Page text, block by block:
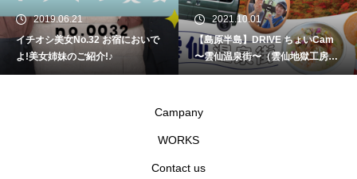
2019.06.21
イチオシ美女No.32 お宿においで
よ!美女姉妹のご紹介!♪
2021.10.01
【島原半島】DRIVE ちょいCam
〜雲仙温泉街〜（雲仙地獄工房・
絹笠食堂・雲仙温泉 遠江屋）
Campany
WORKS
Contact us